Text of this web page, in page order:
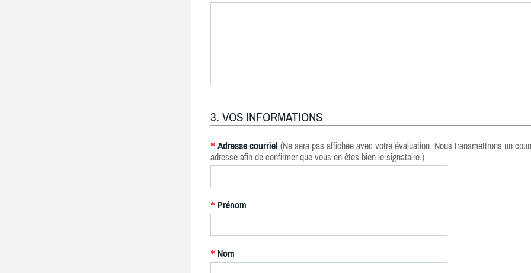
3. VOS INFORMATIONS
* Adresse courriel (Ne sera pas affichée avec votre évaluation. Nous transmettrons un
adresse afin de confirmer que vous en êtes bien le signataire.)
* Prénom
* Nom